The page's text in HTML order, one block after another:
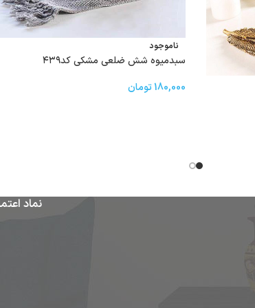
ناموجود
سبدمیوه شش ضلعی مشکی کد۴۳۹
180,000تومان
نماد